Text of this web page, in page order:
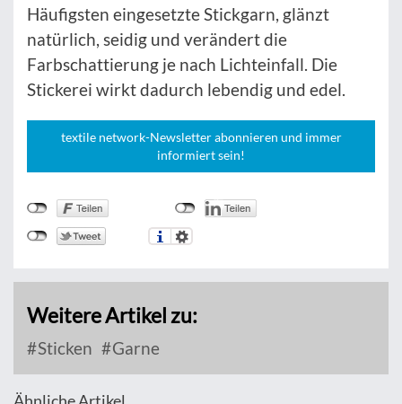
Häufigsten eingesetzte Stickgarn, glänzt
natürlich, seidig und verändert die
Farbschattierung je nach Lichteinfall. Die
Stickerei wirkt dadurch lebendig und edel.
textile network-Newsletter abonnieren und immer
informiert sein!
Weitere Artikel zu:
Sticken Garne